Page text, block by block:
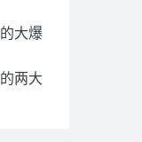
大爆
两大